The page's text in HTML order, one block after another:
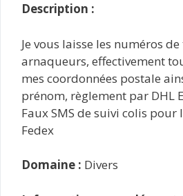
Description :
Je vous laisse les numéros
arnaqueurs, effectivement
mes coordonnées postale
prénom, règlement par DHL
Faux SMS de suivi colis pour
Fedex
Domaine : Divers